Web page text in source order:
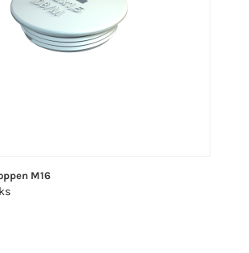
M16